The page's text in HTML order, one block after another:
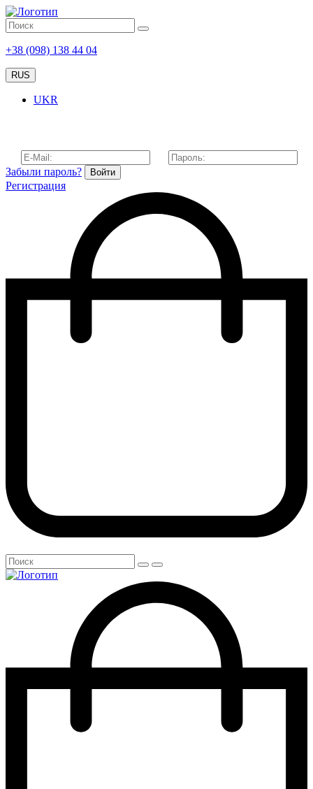
+38 (098) 138 44 04
RUS
UKR
Забыли пароль? Войти
Регистрация